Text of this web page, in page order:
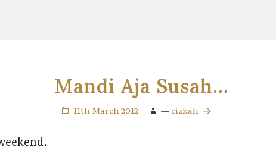
Mandi Aja Susah…
11th March 2012 —cizkah